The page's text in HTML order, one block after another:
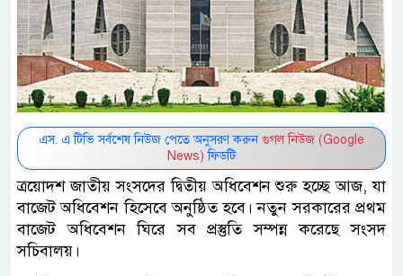
এস. এ টিভি সর্বশেষ নিউজ পেতে অনুসরণ করুন গুগল নিউজ (Google
News) ফিডটি
ত্রয়োদশ জাতীয় সংসদের দ্বিতীয় অধিবেশন শুরু হচ্ছে আজ, যা
বাজেট অধিবেশন হিসেবে অনুষ্ঠিত হবে। নতুন সরকারের প্রথম
বাজেট অধিবেশন ঘিরে সব প্রস্তুতি সম্পন্ন করেছে সংসদ
সচিবালয়।